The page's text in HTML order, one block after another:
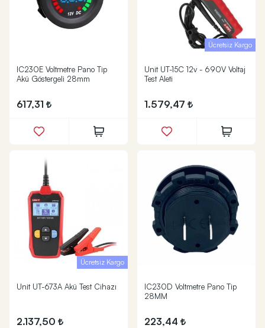
IC230E Voltmetre Pano Tip
Akü Göstergeli 28mm
617,31
Ücretsiz Kargo
Unit UT-15C 12v - 690V Voltaj
Test Aleti
1.579,47
Ücretsiz Kargo
Unit UT-673A Akü Test Cihazı
2.137,50
IC230D Voltmetre Pano Tip
28MM
223,44